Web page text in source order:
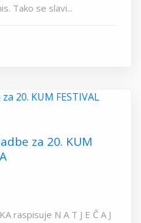
Tako se slavi...
za 20. KUM
raspisuje N A T J E Č A J